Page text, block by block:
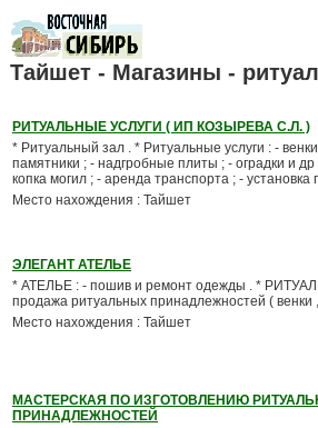
Тайшет - Магазины -
РИТУАЛЬНЫЕ УСЛУГИ ( ИП КОЗЫРЕВА С.Л. )
* Ритуальный зал . * Ритуальные услуги : -
памятники ; - надгробные плиты ; - оградки и
копка могил ; - аренда транспорта ; - установка
Место нахождения : Тайшет
ЭЛЕГАНТ АТЕЛЬЕ
* АТЕЛЬЕ : - пошив и ремонт одежды . *
продажа ритуальных принадлежностей ( венки
Место нахождения : Тайшет
МАСТЕРСКАЯ ПО ИЗГОТОВЛЕНИЮ
ПРИНАДЛЕЖНОСТЕЙ